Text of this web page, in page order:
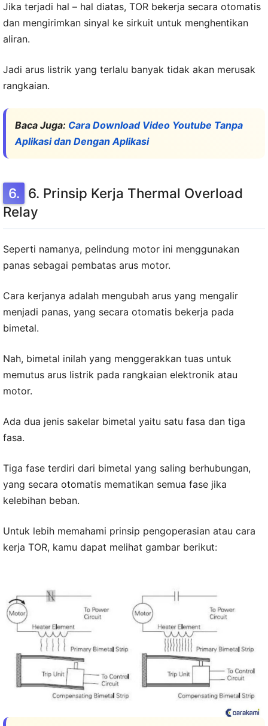
Jika terjadi hal – hal diatas, TOR bekerja secara otomatis
dan mengirimkan sinyal ke sirkuit untuk menghentikan
aliran.
Jadi arus listrik yang terlalu banyak tidak akan merusak
rangkaian.
Baca Juga: Cara Download Video Youtube Tanpa
Aplikasi dan Dengan Aplikasi
6. Prinsip Kerja Thermal Overload
Relay
Seperti namanya, pelindung motor ini menggunakan
panas sebagai pembatas arus motor.
Cara kerjanya adalah mengubah arus yang mengalir
menjadi panas, yang secara otomatis bekerja pada
bimetal.
Nah, bimetal inilah yang menggerakkan tuas untuk
memutus arus listrik pada rangkaian elektronik atau
motor.
Ada dua jenis sakelar bimetal yaitu satu fasa dan tiga
fasa.
Tiga fase terdiri dari bimetal yang saling berhubungan,
yang secara otomatis mematikan semua fase jika
kelebihan beban.
Untuk lebih memahami prinsip pengoperasian atau cara
kerja TOR, kamu dapat melihat gambar berikut: